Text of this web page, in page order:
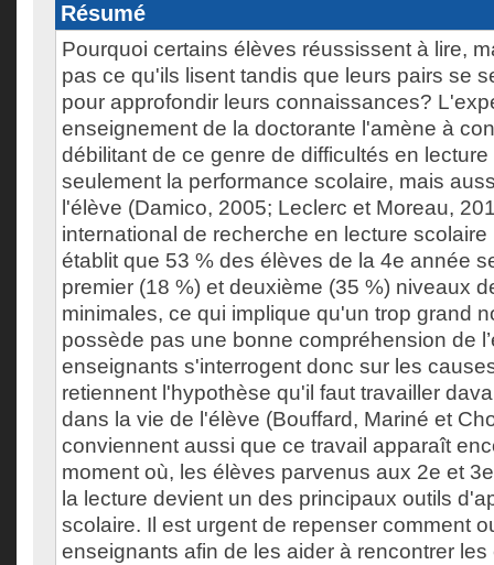
Résumé
Pourquoi certains élèves réussissent à lire,
pas ce qu'ils lisent tandis que leurs pairs se
pour approfondir leurs connaissances?
enseignement de la doctorante l'amène à
débilitant de ce genre de difficultés en
seulement la performance scolaire, mais
l'élève (Damico, 2005; Leclerc et Moreau,
international de recherche en lecture scolaire
établit que 53 % des élèves de la 4e année
premier (18 %) et deuxième (35 %) niveaux
minimales, ce qui implique qu'un trop grand
possède pas une bonne compréhension de
enseignants s'interrogent donc sur les
retiennent l'hypothèse qu'il faut travailler
dans la vie de l'élève (Bouffard, Mariné et
conviennent aussi que ce travail apparaît
moment où, les élèves parvenus aux 2e et
la lecture devient un des principaux outils
scolaire. Il est urgent de repenser comment
enseignants afin de les aider à rencontrer